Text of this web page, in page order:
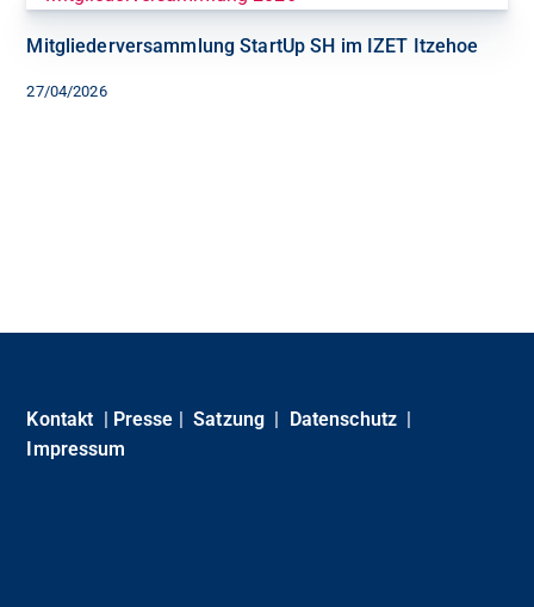
27/04/2026
Mitgliederversammlung StartUp SH im IZET Itzehoe
Kontakt | Presse |Satzung | Datenschutz |
Impressum